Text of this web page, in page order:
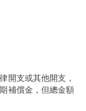
支或其他開支，
補償金，但總金額